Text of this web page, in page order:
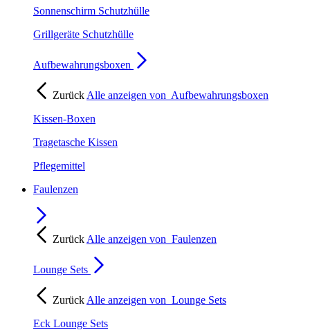
Sonnenschirm Schutzhülle
Grillgeräte Schutzhülle
Aufbewahrungsboxen
Zurück Alle anzeigen von Aufbewahrungsboxen
Kissen-Boxen
Tragetasche Kissen
Pflegemittel
Faulenzen
Zurück Alle anzeigen von Faulenzen
Lounge Sets
Zurück Alle anzeigen von Lounge Sets
Eck Lounge Sets